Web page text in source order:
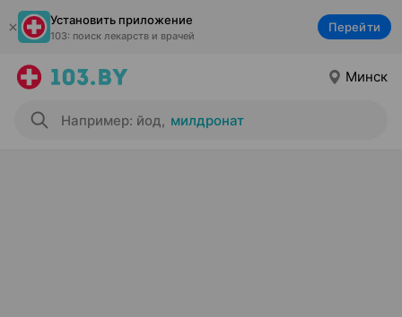
Установить приложение
103: поиск лекарств и врачей
Перейти
Минск
Например: йод, милдронат